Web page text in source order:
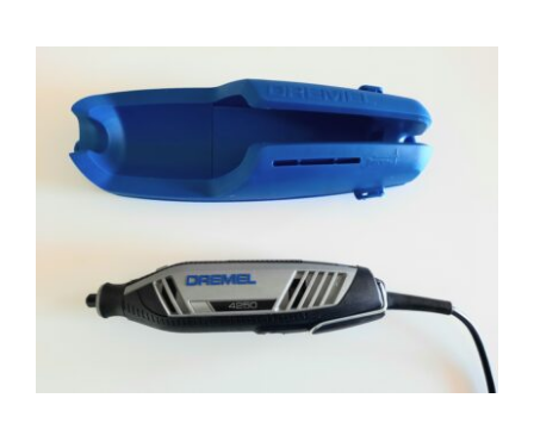
Multifunktionswerkzeug DREMEL 4250,